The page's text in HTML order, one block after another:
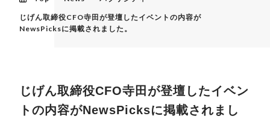
じげん取締役CFO寺田が登壇したイベントの内容が
NewsPicksに掲載されました。
じげん取締役CFO寺田が登壇したイベン
トの内容がNewsPicksに掲載されまし